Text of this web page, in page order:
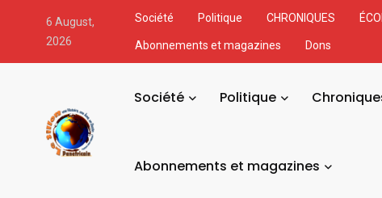
6 August,
2026
Société Politique CHRONIQUES
Abonnements et magazines Dons
Société Politique
Abonnements et magazines